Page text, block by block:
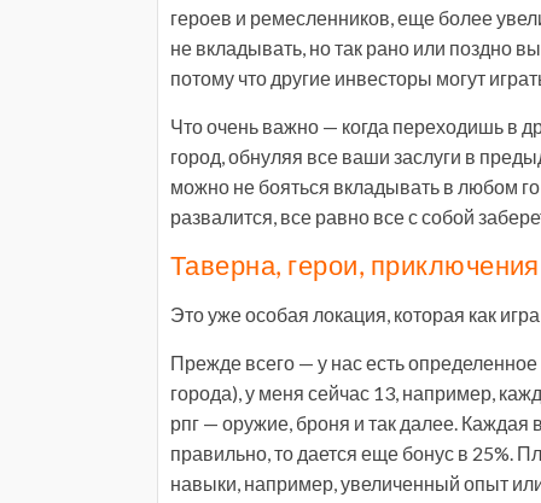
героев и ремесленников, еще более
не вкладывать, но так рано или поздно
потому что другие инвесторы могут
Что очень важно — когда переходишь в
город, обнуляя все ваши заслуги в
можно не бояться вкладывать в любом
развалится, все равно все с собой
Таверна, герои, приключения
Это уже особая локация, которая как
Прежде всего — у нас есть
города), у меня сейчас 13, например,
рпг — оружие, броня и так далее.
правильно, то дается еще бонус в 25%.
навыки, например, увеличенный опыт